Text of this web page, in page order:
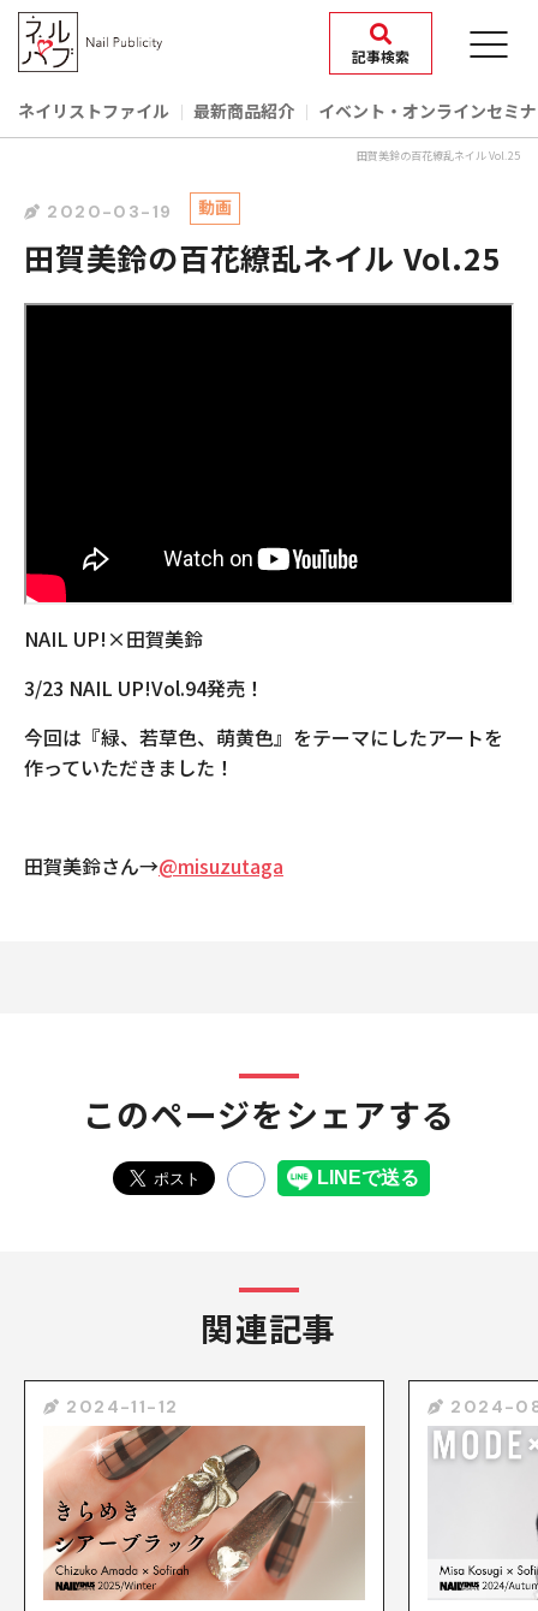
記事検索
ネイリストファイル 最新商品紹介 イベント‧オンラインセミ
田賀美鈴の百花繚乱ネイル Vol.25
2020-03-19 動画
田賀美鈴の百花繚乱ネイル Vol.25
NAIL UP!×田賀美鈴
3/23 NAIL UP!Vol.94発売！
今回は『緑、若草色、萌黄色』をテーマにしたアートを
作っていただきました！
田賀美鈴さん→@misuzutaga
このページをシェアする
関連記事
2024-11-12 2024-